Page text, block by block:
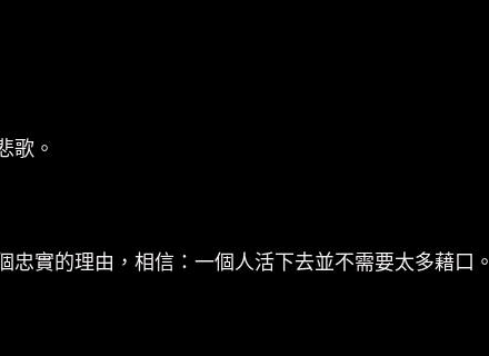
歌。
實的理由，相信：一個人活下去並不需要太多藉口。